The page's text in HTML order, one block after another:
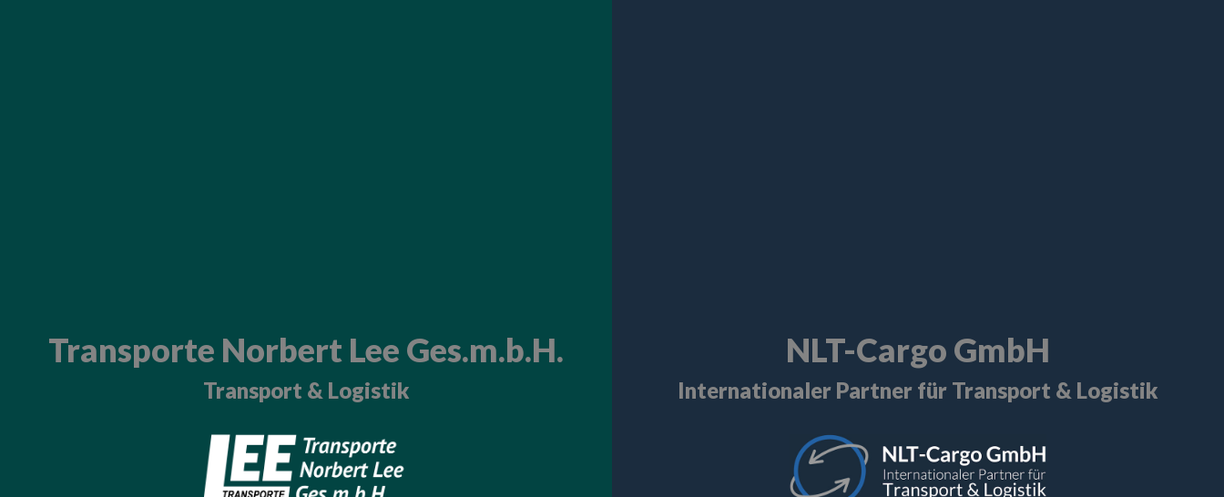
Transporte Norbert Lee Ges.m.b.H.
Transport & Logistik
NLT-Cargo GmbH
Internationaler Partner für Transport & Logistik